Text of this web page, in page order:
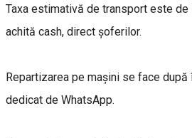
Taxa estimativă de transport este
achită cash, direct șoferilor.
Repartizarea pe mașini se face după
dedicat de WhatsApp.